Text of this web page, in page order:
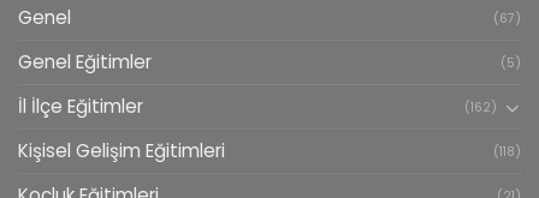
Genel (67)
Genel Eğitimler (5)
İl İlçe Eğitimler (162)
Kişisel Gelişim Eğitimleri (118)